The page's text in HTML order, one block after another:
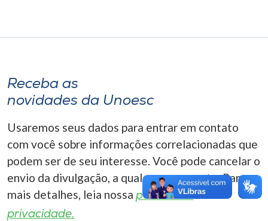
A-
Receba as
novidades da Unoesc
Usaremos seus dados para entrar em contato
com você sobre informações correlacionadas que
podem ser de seu interesse. Você pode cancelar o
envio da divulgação, a qualquer momento. Para
mais detalhes, leia nossa política de
privacidade.